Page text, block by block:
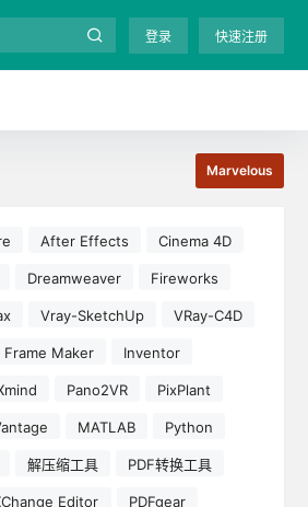
登录 快速注册
Marvelous
After Effects Cinema 4D
Dreamweaver Fireworks
Vray-SketchUp VRay-C4D
Frame Maker Inventor
Pano2VR PixPlant
MATLAB Python
解压缩工具 PDF转换工具
Editor PDFgear